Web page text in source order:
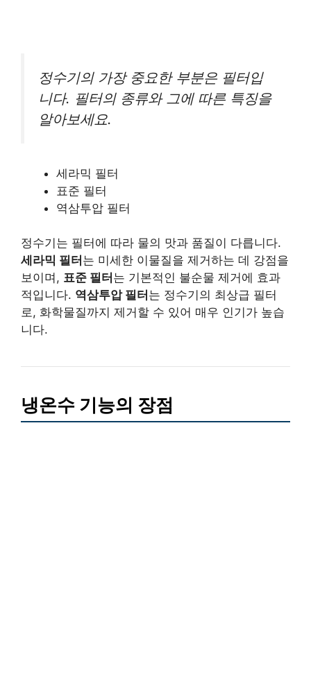
정수기의 가장 중요한 부분은 필터입
니다. 필터의 종류와 그에 따른 특징을
알아보세요.
세라믹 필터
표준 필터
역삼투압 필터
정수기는 필터에 따라 물의 맛과 품질이 다릅니다.
세라믹 필터 는 미세한 이물질을 제거하는 데 강점을
보이며, 표준 필터 는 기본적인 불순물 제거에 효과
적입니다. 역삼투압 필터 는 정수기의 최상급 필터
로, 화학물질까지 제거할 수 있어 매우 인기가 높습
니다.
냉온수 기능의 장점